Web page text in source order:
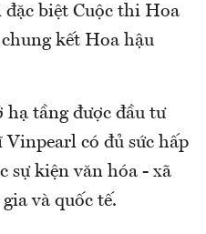
biệt Cuộc thi Hoa
kết Hoa hậu
hạ tầng được đầu tư
có đủ sức hấp
sự kiện văn hóa - xã
và quốc tế.